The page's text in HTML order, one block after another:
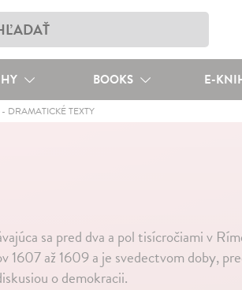
BOOKS E-
DRAMATICKÉ TEXTY
sa pred dva a pol tisícročiami v
1607 až 1609 a je svedectvom doby,
o demokracii.